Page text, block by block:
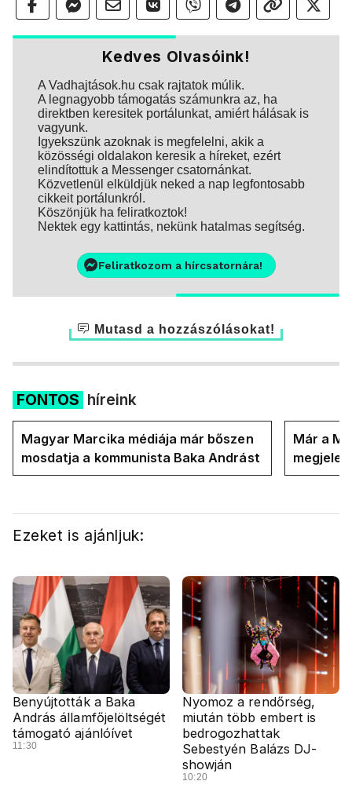
Kedves Olvasóink!
A Vadhajtások.hu csak rajtatok múlik.
A legnagyobb támogatás számunkra az, ha
direktben keresitek portálunkat, amiért hálásak is
vagyunk.
Igyekszünk azoknak is megfelelni, akik a
közösségi oldalakon keresik a híreket, ezért
elindítottuk a Messenger csatornánkat.
Közvetlenül elküldjük neked a nap legfontosabb
cikkeit portálunkról.
Köszönjük ha feliratkoztok!
Nektek egy kattintás, nekünk hatalmas segítség.
Feliratkozom a hírcsatornára!
Mutasd a hozzászólásokat!
FONTOS híreink
Magyar Marcika médiája már bőszen
mosdatja a kommunista Baka Andrást
Már a
országot
Ezeket is ajánljuk:
Benyújtották a Baka
András államfőjelöltségét
támogató ajánlóívet
11:30
Nyomoz a rendőrség,
miután több embert is
bedrogozhattak
Sebestyén Balázs DJ-
showján
10:20